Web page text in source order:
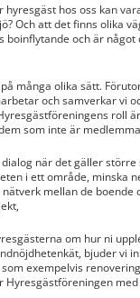
hyresgäst hos oss kan
Och att det finns olika
boinflytande och är
många olika sätt.
och samverkar vi
roll
som inte är
när det gäller större
i ett område, minska
mellan de boende
om hur ni
bjuder vi
exempelvis
Hyresgästföreningen